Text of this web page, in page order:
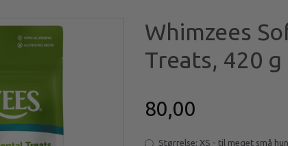
Whimzees
Treats, 420 g
80,00
Størrelse: XS - til meget små